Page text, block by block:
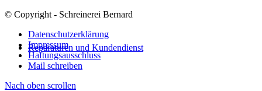
Reparaturen und Kundendienst
© Copyright - Schreinerei Bernard
Datenschutzerklärung
Impressum
Haftungsausschluss
Mail schreiben
Nach oben scrollen